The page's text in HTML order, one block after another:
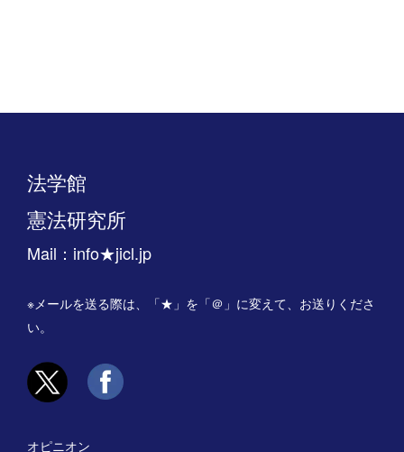
法学館
憲法研究所
Mail：info★jicl.jp
※メールを送る際は、「★」を「＠」に変えて、お送りくださ
い。
オピニオン